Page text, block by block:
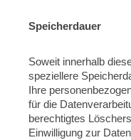
Speicherdauer
Soweit innerhalb
speziellere
Ihre
für die
berechtigtes
Einwilligung zur